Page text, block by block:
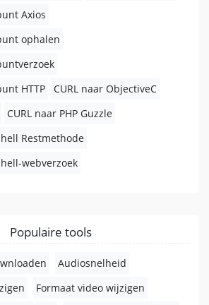
Axios
ophalen
HTTP
CURL naar ObjectiveC
CURL naar PHP Guzzle
Restmethode
webverzoek
Populaire tools
Audiosnelheid
Formaat video wijzigen